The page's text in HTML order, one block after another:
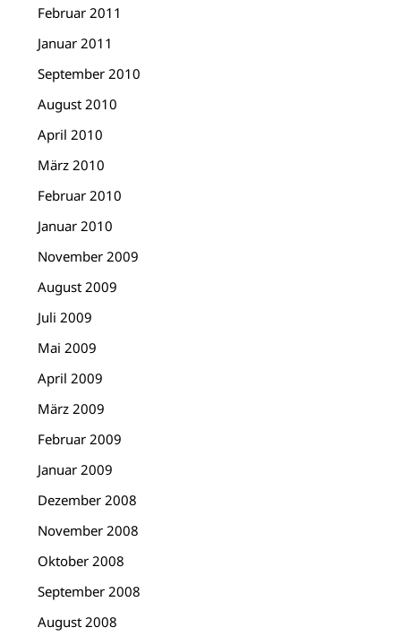
Februar 2011
Januar 2011
September 2010
August 2010
April 2010
März 2010
Februar 2010
Januar 2010
November 2009
August 2009
Juli 2009
Mai 2009
April 2009
März 2009
Februar 2009
Januar 2009
Dezember 2008
November 2008
Oktober 2008
September 2008
August 2008